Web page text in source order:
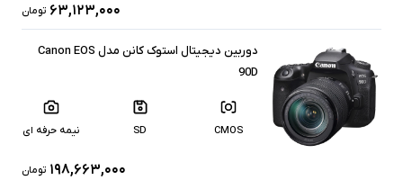
۶۳,۱۲۳,۰۰۰ تومان
دوربین دیجیتال استوک کانن مدل Canon EOS
90D
CMOS
SD نیمه حرفه ای
۱۹۸,۶۶۳,۰۰۰ تومان